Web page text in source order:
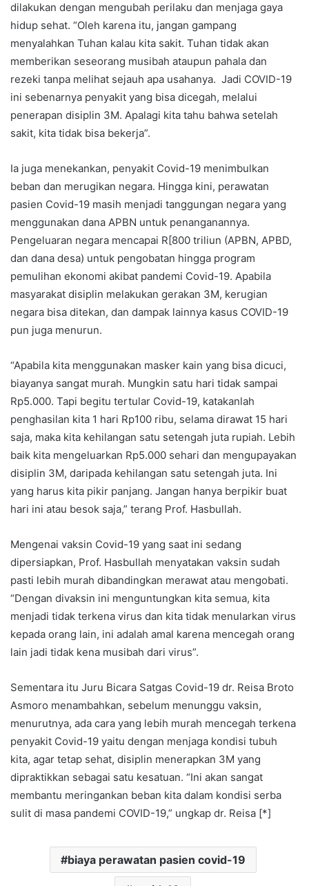
dilakukan dengan mengubah perilaku dan menjaga gaya
hidup sehat. “Oleh karena itu, jangan gampang
menyalahkan Tuhan kalau kita sakit. Tuhan tidak akan
memberikan seseorang musibah ataupun pahala dan
rezeki tanpa melihat sejauh apa usahanya. Jadi COVID-19
ini sebenarnya penyakit yang bisa dicegah, melalui
penerapan disiplin 3M. Apalagi kita tahu bahwa setelah
sakit, kita tidak bisa bekerja”.
Ia juga menekankan, penyakit Covid-19 menimbulkan
beban dan merugikan negara. Hingga kini, perawatan
pasien Covid-19 masih menjadi tanggungan negara yang
menggunakan dana APBN untuk penanganannya.
Pengeluaran negara mencapai R[800 triliun (APBN, APBD,
dan dana desa) untuk pengobatan hingga program
pemulihan ekonomi akibat pandemi Covid-19. Apabila
masyarakat disiplin melakukan gerakan 3M, kerugian
negara bisa ditekan, dan dampak lainnya kasus COVID-19
pun juga menurun.
“Apabila kita menggunakan masker kain yang bisa dicuci,
biayanya sangat murah. Mungkin satu hari tidak sampai
Rp5.000. Tapi begitu tertular Covid-19, katakanlah
penghasilan kita 1 hari Rp100 ribu, selama dirawat 15 hari
saja, maka kita kehilangan satu setengah juta rupiah. Lebih
baik kita mengeluarkan Rp5.000 sehari dan mengupayakan
disiplin 3M, daripada kehilangan satu setengah juta. Ini
yang harus kita pikir panjang. Jangan hanya berpikir buat
hari ini atau besok saja,” terang Prof. Hasbullah.
Mengenai vaksin Covid-19 yang saat ini sedang
dipersiapkan, Prof. Hasbullah menyatakan vaksin sudah
pasti lebih murah dibandingkan merawat atau mengobati.
“Dengan divaksin ini menguntungkan kita semua, kita
menjadi tidak terkena virus dan kita tidak menularkan virus
kepada orang lain, ini adalah amal karena mencegah orang
lain jadi tidak kena musibah dari virus”.
Sementara itu Juru Bicara Satgas Covid-19 dr. Reisa Broto
Asmoro menambahkan, sebelum menunggu vaksin,
menurutnya, ada cara yang lebih murah mencegah terkena
penyakit Covid-19 yaitu dengan menjaga kondisi tubuh
kita, agar tetap sehat, disiplin menerapkan 3M yang
dipraktikkan sebagai satu kesatuan. “Ini akan sangat
membantu meringankan beban kita dalam kondisi serba
sulit di masa pandemi COVID-19,” ungkap dr. Reisa [*]
biaya perawatan pasien covid-19